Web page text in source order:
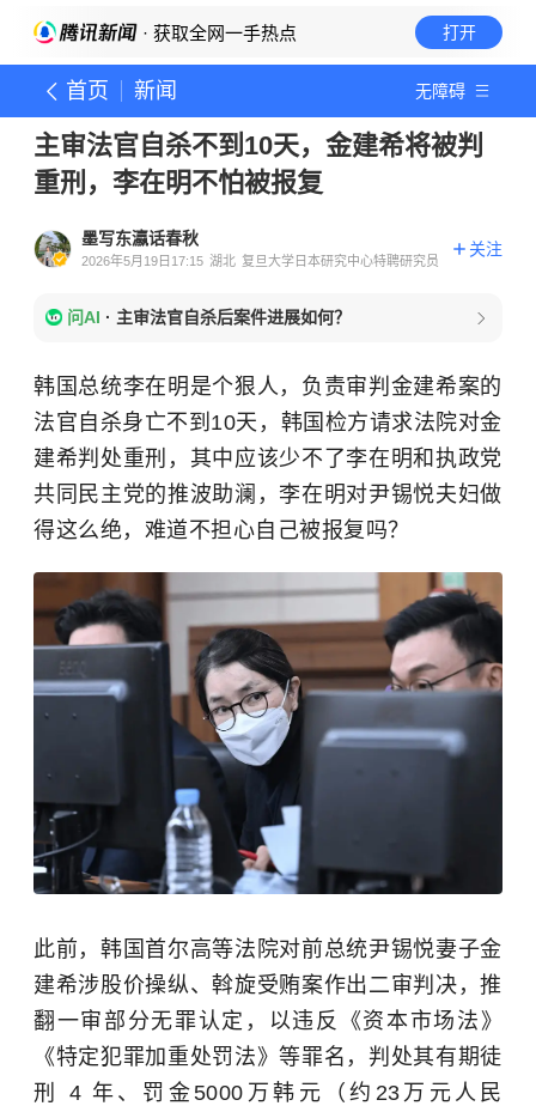
· 获取全网一手热点 打开
首页 新闻 无障碍
主审法官自杀不到10天，金建希将被判
重刑，李在明不怕被报复
墨写东瀛话春秋
2026年5月19日17:15 湖北 复旦大学日本研究中心特聘研究员
关注
问AI · 主审法官自杀后案件进展如何？
韩国总统李在明是个狠人，负责审判金建希案的
法官自杀身亡不到10天，韩国检方请求法院对金
建希判处重刑，其中应该少不了李在明和执政党
共同民主党的推波助澜，李在明对尹锡悦夫妇做
得这么绝，难道不担心自己被报复吗？
此前，韩国首尔高等法院对前总统尹锡悦妻子金
建希涉股价操纵、斡旋受贿案作出二审判决，推
翻一审部分无罪认定，以违反《资本市场法》
《特定犯罪加重处罚法》等罪名，判处其有期徒
刑 4 年、罚金5000万韩元（约23万元人民